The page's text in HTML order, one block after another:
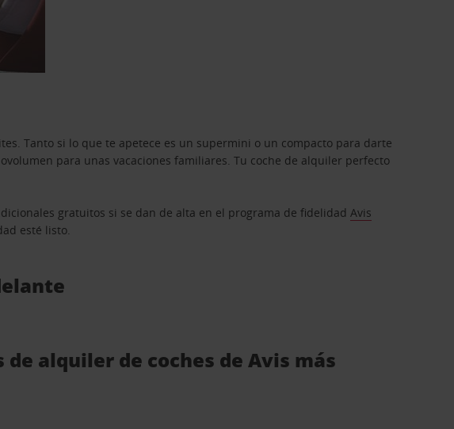
Tanto si lo que te apetece es un supermini o un compacto para darte
para unas vacaciones familiares. Tu coche de alquiler perfecto
gratuitos si se dan de alta en el programa de fidelidadAvis
esté listo.
alquiler de coches de Avis más